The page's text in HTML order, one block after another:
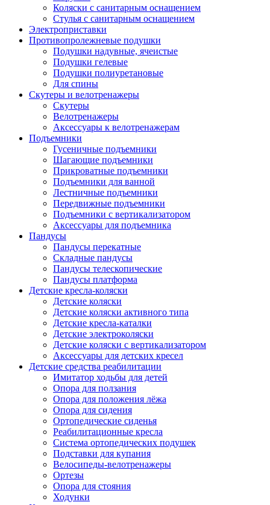
Коляски с санитарным оснащением
Стулья с санитарным оснащением
Электроприставки
Противопролежневые подушки
Подушки надувные, ячеистые
Подушки гелевые
Подушки полиуретановые
Для спины
Скутеры и велотренажеры
Скутеры
Велотренажеры
Аксессуары к велотренажерам
Подъемники
Гусеничные подъемники
Шагающие подъемники
Прикроватные подъемники
Подъемники для ванной
Лестничные подъемники
Передвижные подъемники
Подъемники с вертикализатором
Аксессуары для подъемника
Пандусы
Пандусы перекатные
Складные пандусы
Пандусы телескопические
Пандусы платформа
Детские кресла-коляски
Детские коляски
Детские коляски активного типа
Детские кресла-каталки
Детские электроколяски
Детские коляски с вертикализатором
Аксессуары для детских кресел
Детские средства реабилитации
Имитатор ходьбы для детей
Опора для ползания
Опора для положения лёжа
Опора для сидения
Ортопедические сиденья
Реабилитационные кресла
Система ортопедических подушек
Подставки для купания
Велосипеды-велотренажеры
Ортезы
Опора для стояния
Ходунки